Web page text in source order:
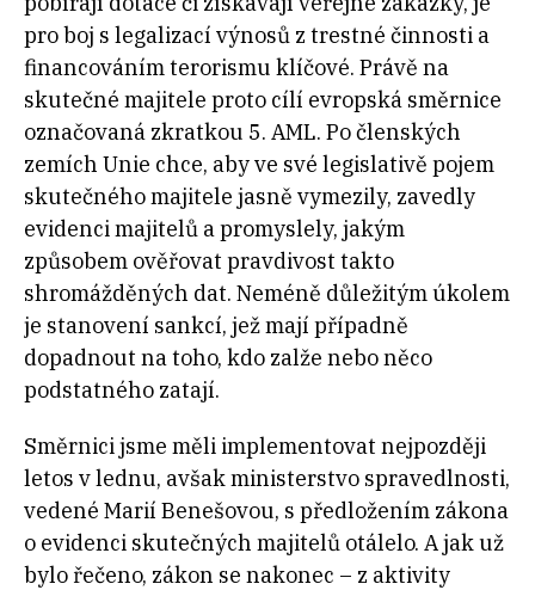
pro boj s legalizací výnosů z trestné činnosti a
financováním terorismu klíčové. Právě na
skutečné majitele proto cílí evropská směrnice
označovaná zkratkou 5. AML. Po členských
zemích Unie chce, aby ve své legislativě pojem
skutečného majitele jasně vymezily, zavedly
evidenci majitelů a promyslely, jakým
způsobem ověřovat pravdivost takto
shromážděných dat. Neméně důležitým úkolem
je stanovení sankcí, jež mají případně
dopadnout na toho, kdo zalže nebo něco
podstatného zatají.
Směrnici jsme měli implementovat nejpozději
letos v lednu, avšak ministerstvo spravedlnosti,
vedené Marií Benešovou, s předložením zákona
o evidenci skutečných majitelů otálelo. A jak už
bylo řečeno, zákon se nakonec – z aktivity